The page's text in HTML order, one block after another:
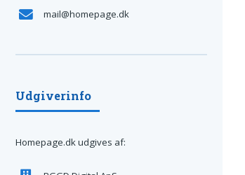
mail@homepage.dk
Udgiverinfo
Homepage.dk udgives af: